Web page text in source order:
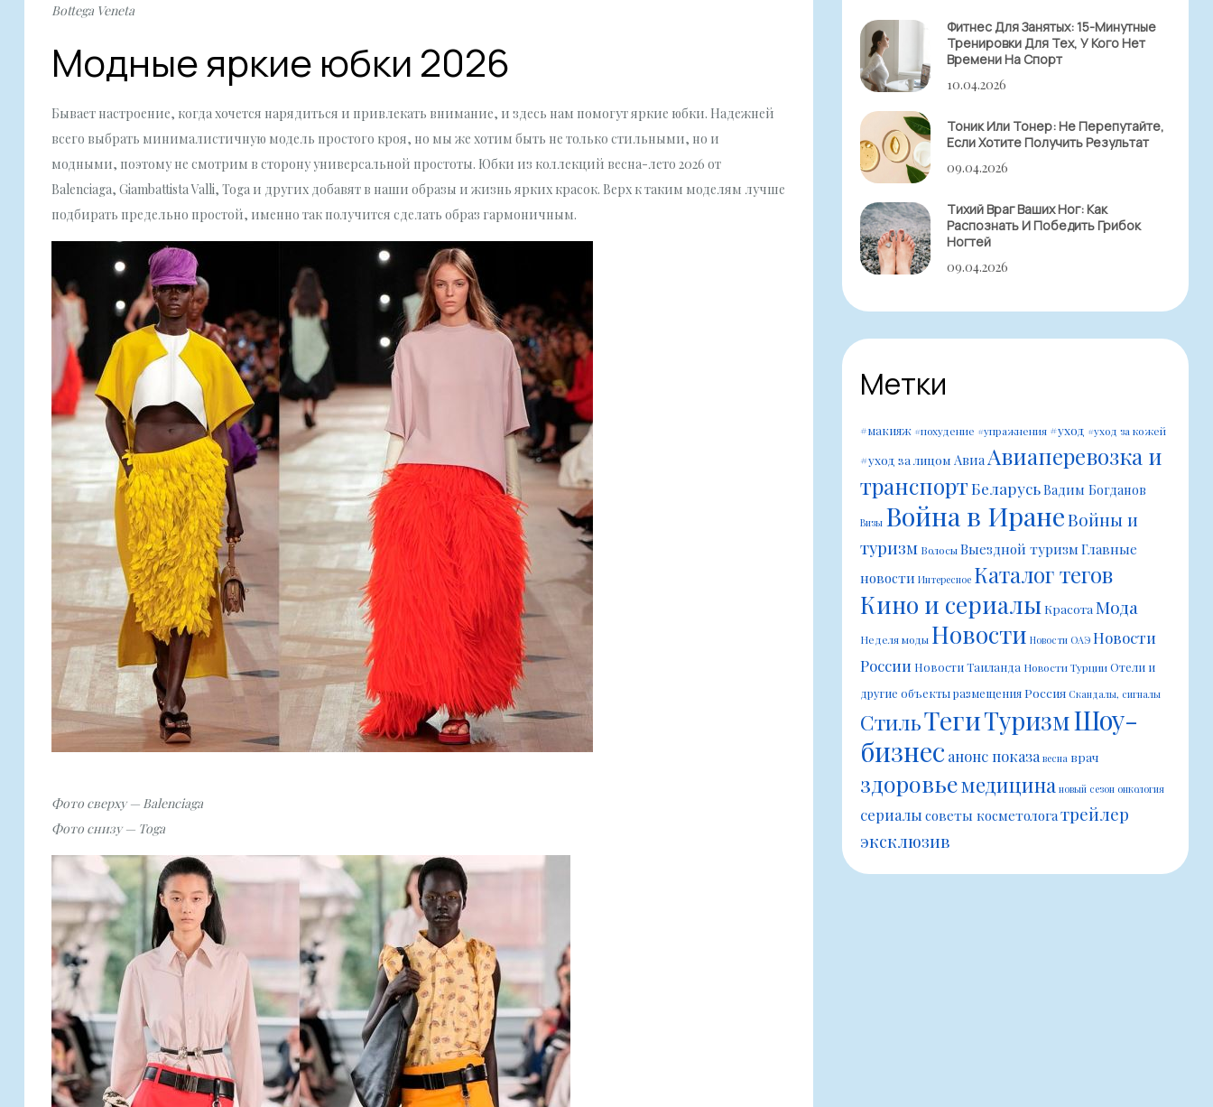
Bottega Veneta
Модные яркие юбки 2026
Бывает настроение, когда хочется нарядиться и привлекать внимание, и здесь нам помогут яркие юбки. Надежней
всего выбрать минималистичную модель простого кроя, но мы же хотим быть не только стильными, но и
модными, поэтому не смотрим в сторону универсальной простоты. Юбки из коллекций весна-лето 2026 от
Balenciaga, Giambattista Valli, Toga и других добавят в наши образы и жизнь ярких красок. Верх к таким моделям лучше
подбирать предельно простой, именно так получится сделать образ гармоничным.
Фото сверху — Balenciaga
Фото снизу — Toga
Фитнес Для Занятых: 15-Минутные
Тренировки Для Тех, У Кого Нет
Времени На Спорт
10.04.2026
Тоник Или Тонер: Не Перепутайте,
Если Хотите Получить Результат
09.04.2026
Тихий Враг Ваших Ног: Как
Распознать И Победить Грибок
Ногтей
09.04.2026
Метки
#макияж #похудение #упражнения #уход #уход за кожей
#уход за лицом Авиа Авиаперевозка и
транспортБеларусьВадим Богданов
Визы Война в ИранеВойны и
туризм ВолосыВыездной туризмГлавные
новости Интересное Каталог тегов
Кино и сериалыКрасота Мода
Неделя моды Новости Новости ОАЭ Новости
России Новости Таиланда Новости ТурцииОтели и
другие объекты размещенияРоссия Скандалы, сигналы
СтильТегиТуризмШоу-
бизнес анонс показа весна врач
здоровьемедицина новый сезон онкология
сериалы советы косметологатрейлер
эксклюзив